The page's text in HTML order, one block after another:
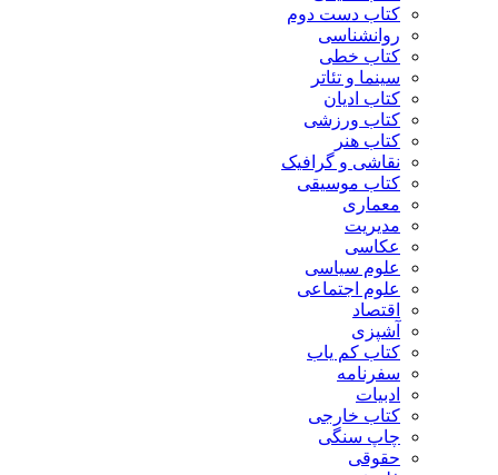
کتاب دست دوم
روانشناسی
کتاب خطی
سینما و تئاتر
کتاب ادیان
کتاب ورزشی
کتاب هنر
نقاشی و گرافیک
کتاب موسیقی
معماری
مدیریت
عکاسی
علوم سیاسی
علوم اجتماعی
اقتصاد
آشپزی
کتاب کم یاب
سفرنامه
ادبیات
کتاب خارجی
چاپ سنگی
حقوقی